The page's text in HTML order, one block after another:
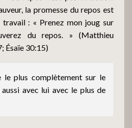
la promesse du repos est
travail : « Prenez mon joug sur
du repos. » (Matthieu
Ésaïe 30:15)
le plus complètement sur le
avec lui avec le plus de